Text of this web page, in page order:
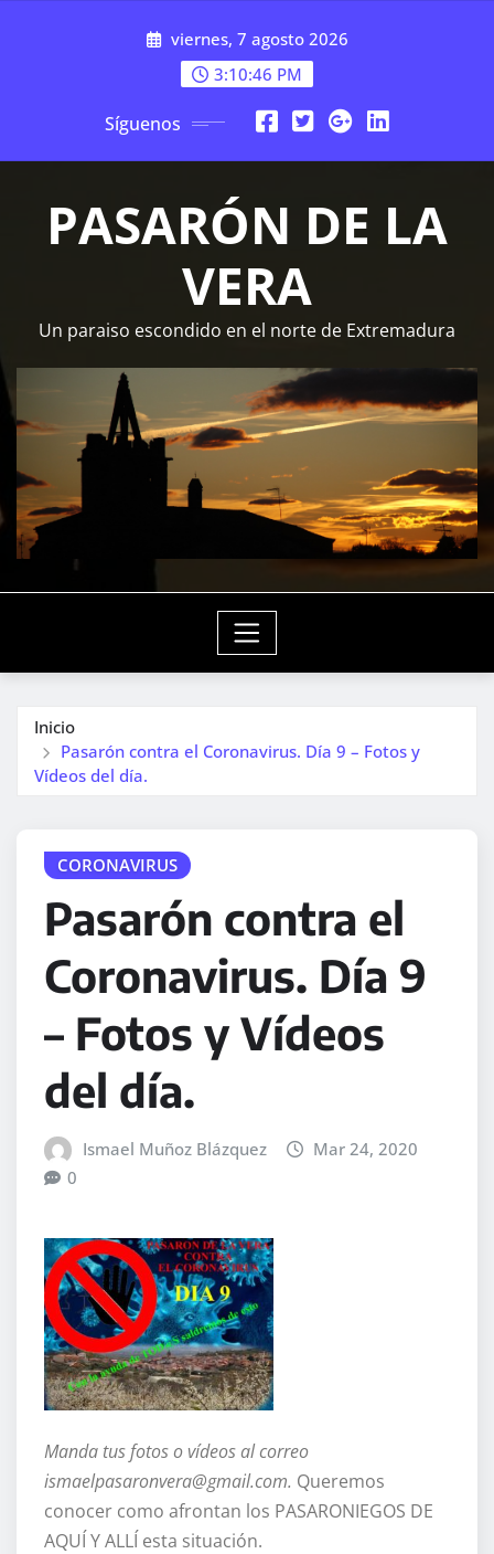
viernes, 7 agosto 2026
3:10:48 PM
Síguenos
PASARÓN DE LA
VERA
Un paraiso escondido en el norte de Extremadura
Inicio
Pasarón contra el Coronavirus. Día 9 – Fotos y
Vídeos del día.
CORONAVIRUS
Pasarón contra el
Coronavirus. Día 9
– Fotos y Vídeos
del día.
Ismael Muñoz Blázquez
Mar 24, 2020
0
Manda tus fotos o vídeos al correo
ismaelpasaronvera@gmail.com. Queremos
conocer como afrontan los PASARONIEGOS DE
AQUÍ Y ALLÍ esta situación.